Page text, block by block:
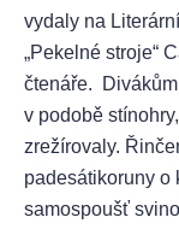
vydaly na
„Pekelné stroje“
čtenáře.
v podobě
zrežírovaly.
padesátikoruny o
samospoušť